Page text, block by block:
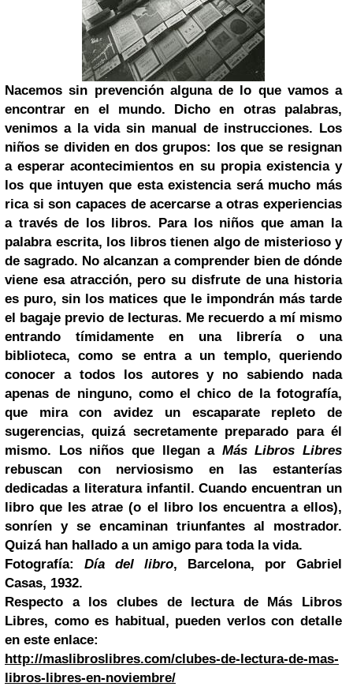
Nacemos sin prevención alguna de lo que vamos a
encontrar en el mundo. Dicho en otras palabras,
venimos a la vida sin manual de instrucciones. Los
niños se dividen en dos grupos: los que se resignan
a esperar acontecimientos en su propia existencia y
los que intuyen que esta existencia será mucho más
rica si son capaces de acercarse a otras experiencias
a través de los libros. Para los niños que aman la
palabra escrita, los libros tienen algo de misterioso y
de sagrado. No alcanzan a comprender bien de dónde
viene esa atracción, pero su disfrute de una historia
es puro, sin los matices que le impondrán más tarde
el bagaje previo de lecturas. Me recuerdo a mí mismo
entrando tímidamente en una librería o una
biblioteca, como se entra a un templo, queriendo
conocer a todos los autores y no sabiendo nada
apenas de ninguno, como el chico de la fotografía,
que mira con avidez un escaparate repleto de
sugerencias, quizá secretamente preparado para él
mismo. Los niños que llegan a Más Libros Libres
rebuscan con nerviosismo en las estanterías
dedicadas a literatura infantil. Cuando encuentran un
libro que les atrae (o el libro los encuentra a ellos),
sonríen y se encaminan triunfantes al mostrador.
Quizá han hallado a un amigo para toda la vida.
Fotografía: Día del libro, Barcelona, por Gabriel
Casas, 1932.
Respecto a los clubes de lectura de Más Libros
Libres, como es habitual, pueden verlos con detalle
en este enlace:
http://maslibroslibres.com/clubes-de-lectura-de-mas-
libros-libres-en-noviembre/